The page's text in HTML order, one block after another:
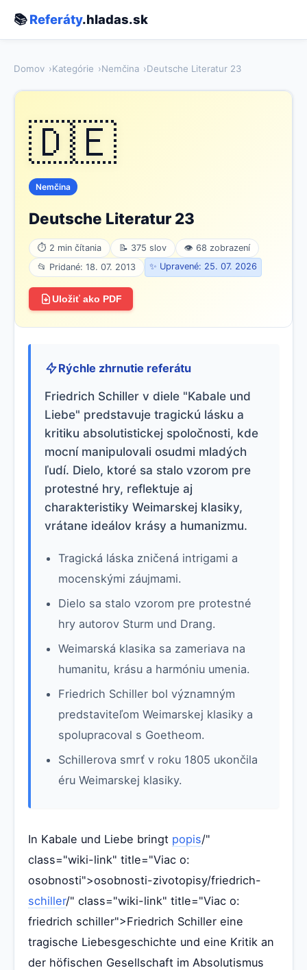
📚Referáty.hladas.sk
Domov Kategórie Nemčina Deutsche Literatur 23
🇩🇪
Nemčina
Deutsche Literatur 23
⏱ 2 min čítania 📝 375 slov
👁 68 zobrazení
📂 Pridané: 18. 07. 2013
✨ Upravené: 25. 07. 2026
Uložiť ako PDF
Rýchle zhrnutie referátu
Friedrich Schiller v diele "Kabale und
Liebe" predstavuje tragickú lásku a
kritiku absolutistickej spoločnosti, kde
mocní manipulovali osudmi mladých
ľudí. Dielo, ktoré sa stalo vzorom pre
protestné hry, reflektuje aj
charakteristiky Weimarskej klasiky,
vrátane ideálov krásy a humanizmu.
Tragická láska zničená intrigami a
mocenskými záujmami.
Dielo sa stalo vzorom pre protestné
hry autorov Sturm und Drang.
Weimarská klasika sa zameriava na
humanitu, krásu a harmóniu umenia.
Friedrich Schiller bol významným
predstaviteľom Weimarskej klasiky a
spolupracoval s Goetheom.
Schillerova smrť v roku 1805 ukončila
éru Weimarskej klasiky.
In Kabale und Liebe bringt popis/"
class="wiki-link" title="Viac o:
osobnosti">osobnosti-zivotopisy/friedrich-
schiller/" class="wiki-link" title="Viac o:
friedrich schiller">Friedrich Schiller eine
tragische Liebesgeschichte und eine Kritik an
der höfischen Gesellschaft im Absolutismus